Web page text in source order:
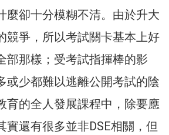
麼卻十分模糊不清。由於升大
競爭，所以考試關卡基本上好
部那樣；受考試指揮棒的影
或少都難以逃離公開考試的陰
育的全人發展課程中，除要應
實還有很多並非DSE相關，但